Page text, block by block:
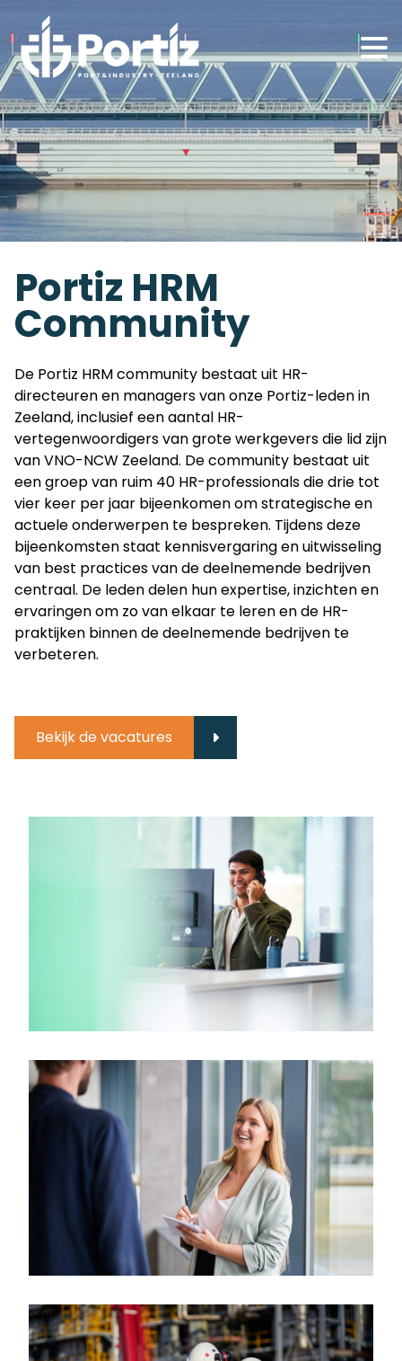
Portiz HRM
Community
De Portiz HRM community bestaat uit HR-
directeuren en managers van onze Portiz-leden in
Zeeland, inclusief een aantal HR-
vertegenwoordigers van grote werkgevers die lid zijn
van VNO-NCW Zeeland. De community bestaat uit
een groep van ruim 40 HR-professionals die drie tot
vier keer per jaar bijeenkomen om strategische en
actuele onderwerpen te bespreken. Tijdens deze
bijeenkomsten staat kennisvergaring en uitwisseling
van best practices van de deelnemende bedrijven
centraal. De leden delen hun expertise, inzichten en
ervaringen om zo van elkaar te leren en de HR-
praktijken binnen de deelnemende bedrijven te
verbeteren.
Bekijk de vacatures